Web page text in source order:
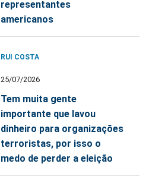
representantes
americanos
RUI COSTA
25/07/2026
Tem muita gente
importante que lavou
dinheiro para organizações
terroristas, por isso o
medo de perder a eleição